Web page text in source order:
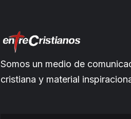
Somos un medio de
cristiana y material